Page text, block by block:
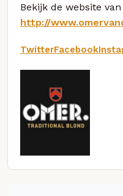
Bekijk de website
http://
TwitterFacebook